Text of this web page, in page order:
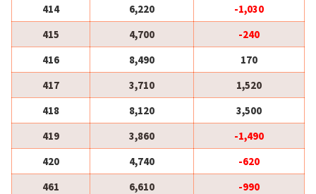
414
6,220
-1,030
415
4,700
-240
416
8,490
170
417
3,710
1,520
418
8,120
3,500
419
3,860
-1,490
420
4,740
-620
461
6,610
-990